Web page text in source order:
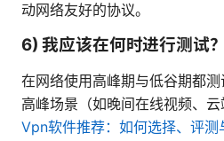
动网络友好的协议。
6) 我应该在何时进行测试？
在网络使用高峰期与低谷期都
高峰场景（如晚间在线视频、云
Vpn软件推荐：如何选择、评